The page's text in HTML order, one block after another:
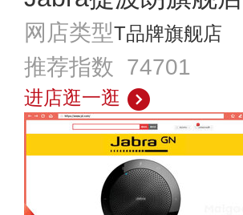
网店类型T品牌旗舰店
推荐指数 74701
进店逛一逛